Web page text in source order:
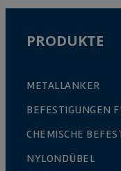
PRODUKTE
METALLANKER
BEFESTIGUNGEN
CHEMISCHE
NYLONDÜBEL